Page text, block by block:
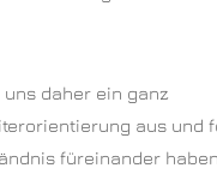
daher ein ganz
aus und
füreinander